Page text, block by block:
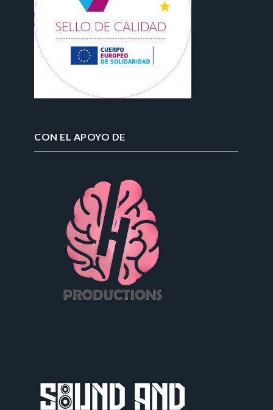
CON EL APOYO DE